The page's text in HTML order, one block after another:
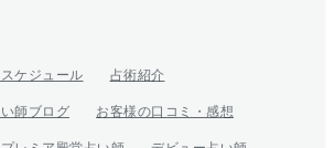
ケジュール 占術紹介
師ブログ お客様の口コミ・感想